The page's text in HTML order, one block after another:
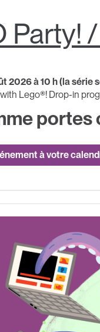
Party!
2026 à 10 h (la série
Lego®! Drop-in
portes
à votre